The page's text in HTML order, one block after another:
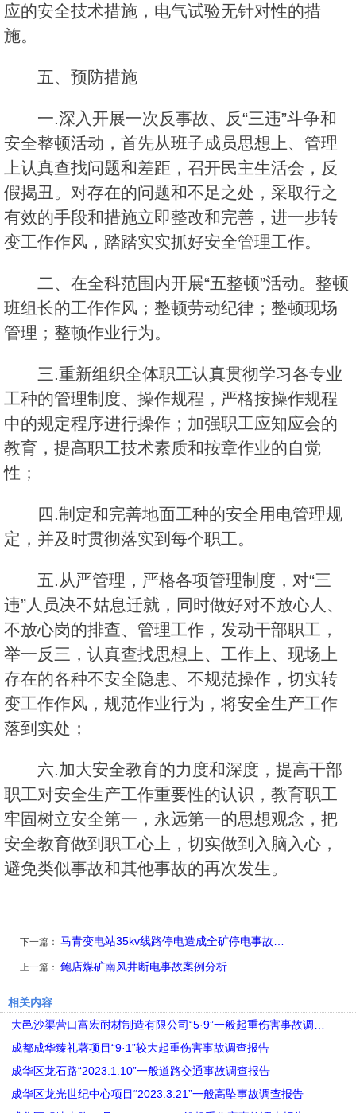
应的安全技术措施，电气试验无针对性的措
施。
五、预防措施
一.深入开展一次反事故、反“三违”斗争和
安全整顿活动，首先从班子成员思想上、管理
上认真查找问题和差距，召开民主生活会，反
假揭丑。对存在的问题和不足之处，采取行之
有效的手段和措施立即整改和完善，进一步转
变工作作风，踏踏实实抓好安全管理工作。
二、在全科范围内开展“五整顿”活动。整顿
班组长的工作作风；整顿劳动纪律；整顿现场
管理；整顿作业行为。
三.重新组织全体职工认真贯彻学习各专业
工种的管理制度、操作规程，严格按操作规程
中的规定程序进行操作；加强职工应知应会的
教育，提高职工技术素质和按章作业的自觉
性；
四.制定和完善地面工种的安全用电管理规
定，并及时贯彻落实到每个职工。
五.从严管理，严格各项管理制度，对“三
违”人员决不姑息迁就，同时做好对不放心人、
不放心岗的排查、管理工作，发动干部职工，
举一反三，认真查找思想上、工作上、现场上
存在的各种不安全隐患、不规范操作，切实转
变工作作风，规范作业行为，将安全生产工作
落到实处；
六.加大安全教育的力度和深度，提高干部
职工对安全生产工作重要性的认识，教育职工
牢固树立安全第一，永远第一的思想观念，把
安全教育做到职工心上，切实做到入脑入心，
避免类似事故和其他事故的再次发生。
下一篇： 马青变电站35kv线路停电造成全矿停电事故…
上一篇： 鲍店煤矿南风井断电事故案例分析
相关内容
大邑沙渠营口富宏耐材制造有限公司“5·9”一般起重伤害事故调…
成都成华臻礼著项目“9·1”较大起重伤害事故调查报告
成华区龙石路“2023.1.10”一般道路交通事故调查报告
成华区龙光世纪中心项目“2023.3.21”一般高坠事故调查报告